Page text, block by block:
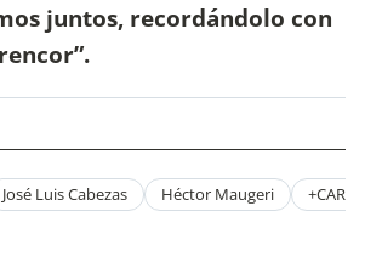
juntos, recordándolo con
José Luis Cabezas Héctor Maugeri +CARAS